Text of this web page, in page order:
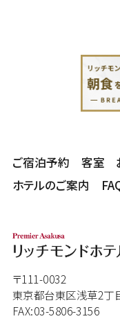
ご宿泊予約 客室
ホテルのご案内
〒111-0032
東京都台東区浅草2丁
FAX:03-5806-3156